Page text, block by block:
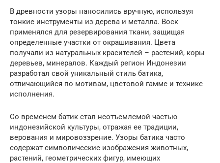
В древности узоры наносились вручную, используя
тонкие инструменты из дерева и металла. Воск
применялся для резервирования ткани, защищая
определенные участки от окрашивания. Цвета
получали из натуральных красителей – растений, коры
деревьев, минералов. Каждый регион Индонезии
разработал свой уникальный стиль батика,
отличающийся по мотивам, цветовой гамме и технике
исполнения.
Со временем батик стал неотъемлемой частью
индонезийской культуры, отражая ее традиции,
верования и мировоззрение. Узоры батика часто
содержат символические изображения животных,
растений, геометрических фигур, имеющих